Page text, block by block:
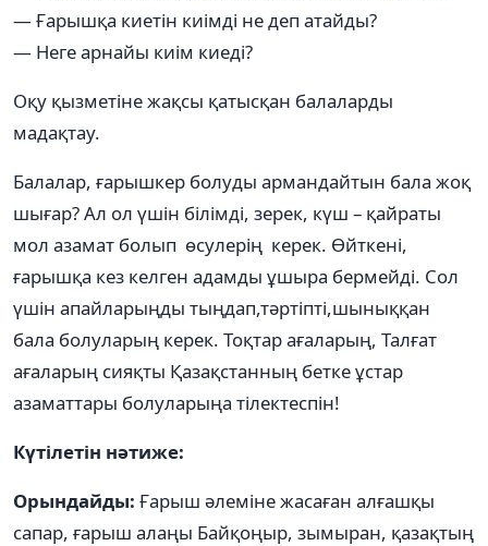
— Ғарышқа киетін киімді не деп атайды?
— Неге арнайы киім киеді?
Оқу қызметіне жақсы қатысқан балаларды
мадақтау.
Балалар, ғарышкер болуды армандайтын бала жоқ
шығар? Ал ол үшін білімді, зерек, күш – қайраты
мол азамат болып өсулерің керек. Өйткені,
ғарышқа кез келген адамды ұшыра бермейді. Сол
үшін апайларыңды тыңдап,тәртіпті,шыныққан
бала болуларың керек. Тоқтар ағаларың, Талғат
ағаларың сияқты Қазақстанның бетке ұстар
азаматтары болуларыңа тілектеспін!
Күтілетін нәтиже:
Орындайды: Ғарыш әлеміне жасаған алғашқы
сапар, ғарыш алаңы Байқоңыр, зымыран, қазақтың